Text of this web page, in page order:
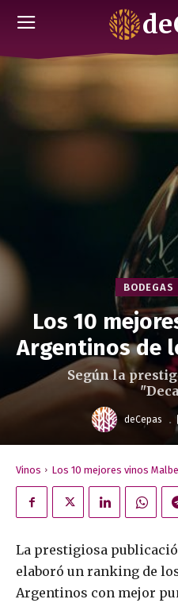
BODEGAS
Los 10
Argentinos de
Según la
deCepas .
Vinos Los 10 mejores vinos
La prestigiosa
elaboró un ranking de
Argentinos con mejor